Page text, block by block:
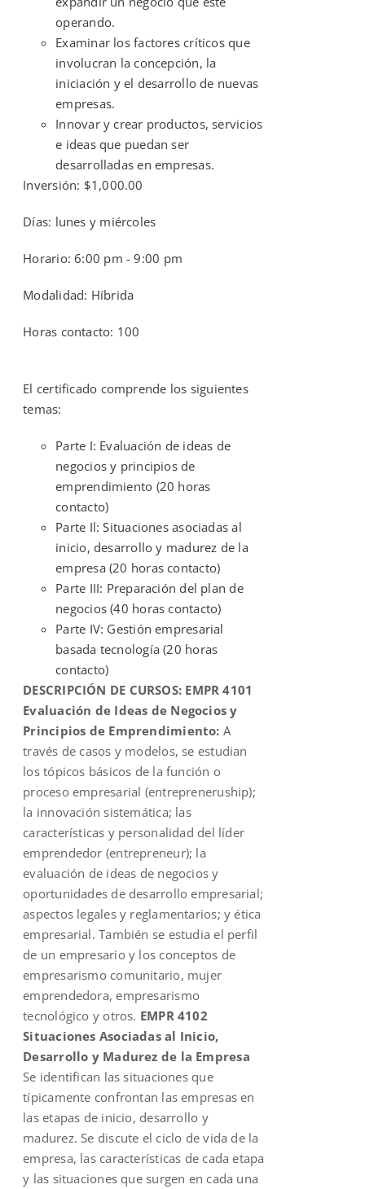
operando.
Examinar los factores críticos que
involucran la concepción, la
iniciación y el desarrollo de nuevas
empresas.
Innovar y crear productos, servicios
e ideas que puedan ser
desarrolladas en empresas.
Inversión: $1,000.00
Días: lunes y miércoles
Horario: 6:00 pm - 9:00 pm
Modalidad: Híbrida
Horas contacto: 100
El certificado comprende los siguientes
temas:
Parte I: Evaluación de ideas de
negocios y principios de
emprendimiento (20 horas
contacto)
Parte Il: Situaciones asociadas al
inicio, desarrollo y madurez de la
empresa (20 horas contacto)
Parte III: Preparación del plan de
negocios (40 horas contacto)
Parte IV: Gestión empresarial
basada tecnología (20 horas
contacto)
DESCRIPCIÓN DE CURSOS: EMPR 4101
Evaluación de Ideas de Negocios y
Principios de Emprendimiento: A
través de casos y modelos, se estudian
los tópicos básicos de la función o
proceso empresarial (entrepreneruship);
la innovación sistemática; las
características y personalidad del líder
emprendedor (entrepreneur); la
evaluación de ideas de negocios y
oportunidades de desarrollo empresarial;
aspectos legales y reglamentarios; y ética
empresarial. También se estudia el perfil
de un empresario y los conceptos de
empresarismo comunitario, mujer
emprendedora, empresarismo
tecnológico y otros. EMPR 4102
Situaciones Asociadas al Inicio,
Desarrollo y Madurez de la Empresa
Se identifican las situaciones que
típicamente confrontan las empresas en
las etapas de inicio, desarrollo y
madurez. Se discute el ciclo de vida de la
empresa, las características de cada etapa
y las situaciones que surgen en cada una